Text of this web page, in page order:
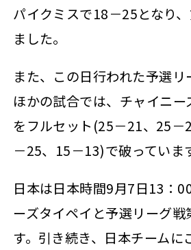
パイクミスで18－25となり
ました。
また、この日行われた予選
ほかの試合では、チャイニー
をフルセット(25－21、25
－25、15－13)で破っていま
日本は日本時間9月7日13：
ーズタイペイと予選リーグ戦
す。引き続き、日本チームに